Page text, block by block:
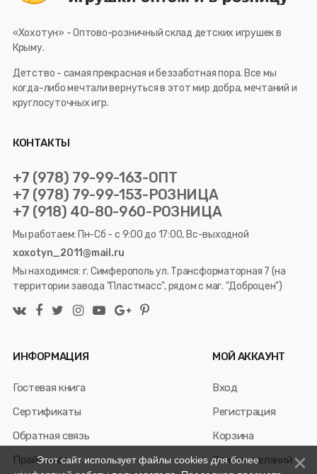
«Хохотун» - Оптово-розничный склад детских игрушек в
Крыму.
Детство - самая прекрасная и беззаботная пора. Все мы
когда-либо мечтали вернуться в этот мир добра, мечтаний и
круглосуточных игр.
КОНТАКТЫ
+7 (978) 79-99-163-ОПТ
+7 (978) 79-99-153-РОЗНИЦА
+7 (918) 40-80-960-РОЗНИЦА
Мы работаем: Пн-Сб - с 9:00 до 17:00, Вс-выходной
xoxotyn_2011@mail.ru
Мы находимся: г. Симферополь ул. Трансформаторная 7 (на
территории завода "Пластмасс", рядом с маг. "Доброцен")
ИНФОРМАЦИЯ
Гостевая книга
Сертификаты
Обратная связь
Прайс лист
МОЙ АККАУНТ
Вход
Регистрация
Корзина
Список желаний
Этот сайт использует файлы cookies для более